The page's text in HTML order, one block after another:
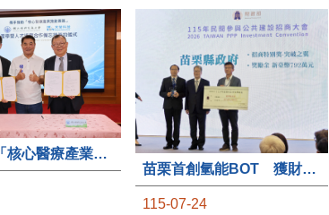
縣長見證「核心醫療產業推動園區」產學合作簽約儀式
苗栗首創氫能BOT 獲財政部「突破之翼」肯定
115-07-24